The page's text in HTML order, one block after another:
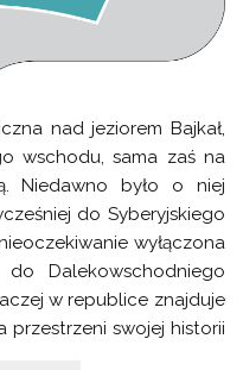
nad jeziorem Bajkał,
wschodu, sama zaś na
Niedawno było o niej
do Syberyjskiego
wyłączona
Dalekowschodniego
w republice znajduje
przestrzeni swojej historii